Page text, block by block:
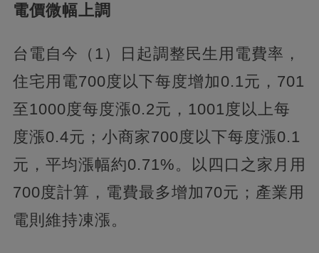
電價微幅上調
台電自今（1）日起調整民生用電費率，
住宅用電700度以下每度增加0.1元，701
至1000度每度漲0.2元，1001度以上每
度漲0.4元；小商家700度以下每度漲0.1
元，平均漲幅約0.71%。以四口之家月用
700度計算，電費最多增加70元；產業用
電則維持凍漲。